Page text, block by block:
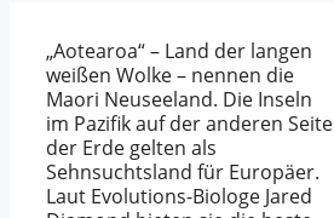
„Aotearoa“ – Land der langen
weißen Wolke – nennen die
Maori Neuseeland. Die Inseln
im Pazifik auf der anderen Seite
der Erde gelten als
Sehnsuchtsland für Europäer.
Laut Evolutions-Biologe Jared